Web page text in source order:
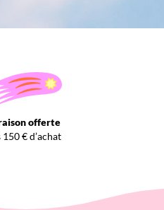
offerte
150 € d’achat